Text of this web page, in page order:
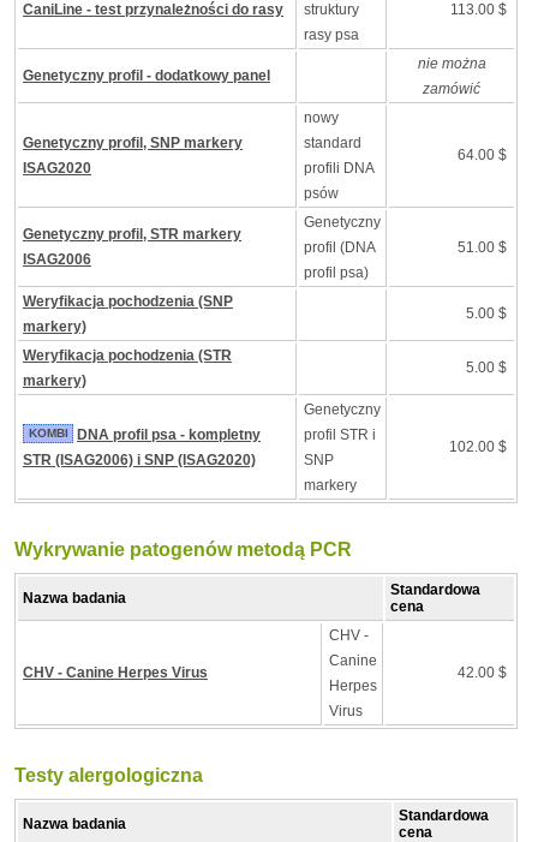
CaniLine - test przynależności do rasy
struktury
rasy psa
113.00 $
Genetyczny profil - dodatkowy panel
nie można
zamówić
Genetyczny profil, SNP markery
ISAG2020
nowy
standard
profili DNA
psów
64.00 $
Genetyczny profil, STR markery
ISAG2006
Genetyczny
profil (DNA
profil psa)
51.00 $
Weryfikacja pochodzenia (SNP
markery)
5.00 $
Weryfikacja pochodzenia (STR
markery)
5.00 $
KOMBI
DNA profil psa - kompletny
STR (ISAG2006) i SNP (ISAG2020)
Genetyczny
profil STR i
SNP
markery
102.00 $
Wykrywanie patogenów metodą PCR
Nazwa badania
Standardowa
cena
CHV - Canine Herpes Virus
CHV -
Canine
Herpes
Virus
42.00 $
Testy alergologiczna
Nazwa badania
Standardowa
cena